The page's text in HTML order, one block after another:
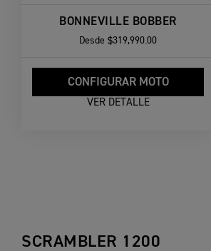
BONNEVILLE BOBBER
Desde $319,990.00
CONFIGURAR MOTO
VER DETALLE
SCRAMBLER 1200